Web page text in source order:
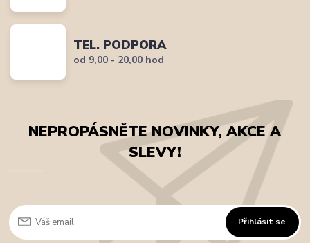
TEL. PODPORA
od 9,00 - 20,00 hod
NEPROPÁSNĚTE NOVINKY, AKCE A
SLEVY!
Přihlásit se